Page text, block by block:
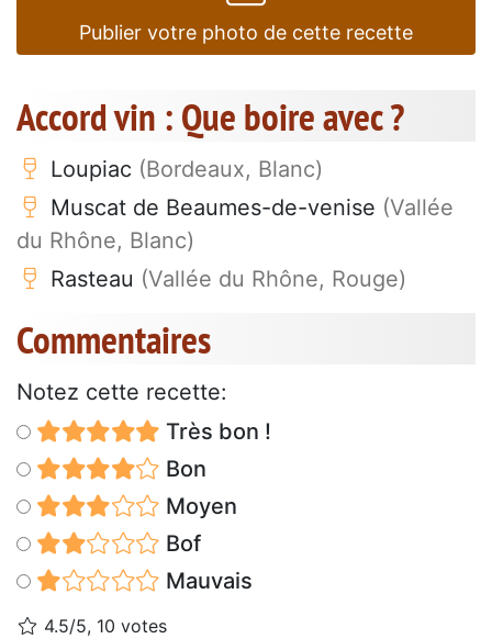
Publier votre photo de cette recette
Accord vin : Que boire avec ?
Loupiac (Bordeaux, Blanc)
Muscat de Beaumes-de-venise (Vallée
du Rhône, Blanc)
Rasteau (Vallée du Rhône, Rouge)
Commentaires
Notez cette recette:
Très bon !
Bon
Moyen
Bof
Mauvais
4.5/5, 10 votes